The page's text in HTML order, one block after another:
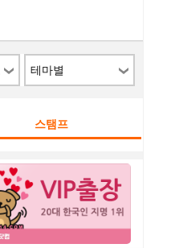
테마별
스탬프